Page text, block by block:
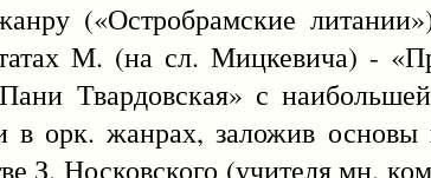
(«Остробрамские
М. (на сл. Мицкевича) -
Твардовская» с
орк. жанрах, заложив основы
З. Носковского (учителя мн.